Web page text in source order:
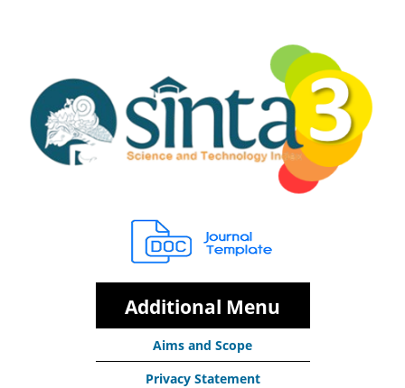
Additional Menu
Aims and Scope
Privacy Statement